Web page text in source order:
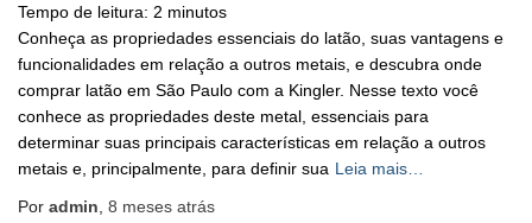
Tempo de leitura: 2 minutos
Conheça as propriedades essenciais do latão, suas vantagens e
funcionalidades em relação a outros metais, e descubra onde
comprar latão em São Paulo com a Kingler. Nesse texto você
conhece as propriedades deste metal, essenciais para
determinar suas principais características em relação a outros
metais e, principalmente, para definir sua Leia mais…
Por admin 8 meses atrás